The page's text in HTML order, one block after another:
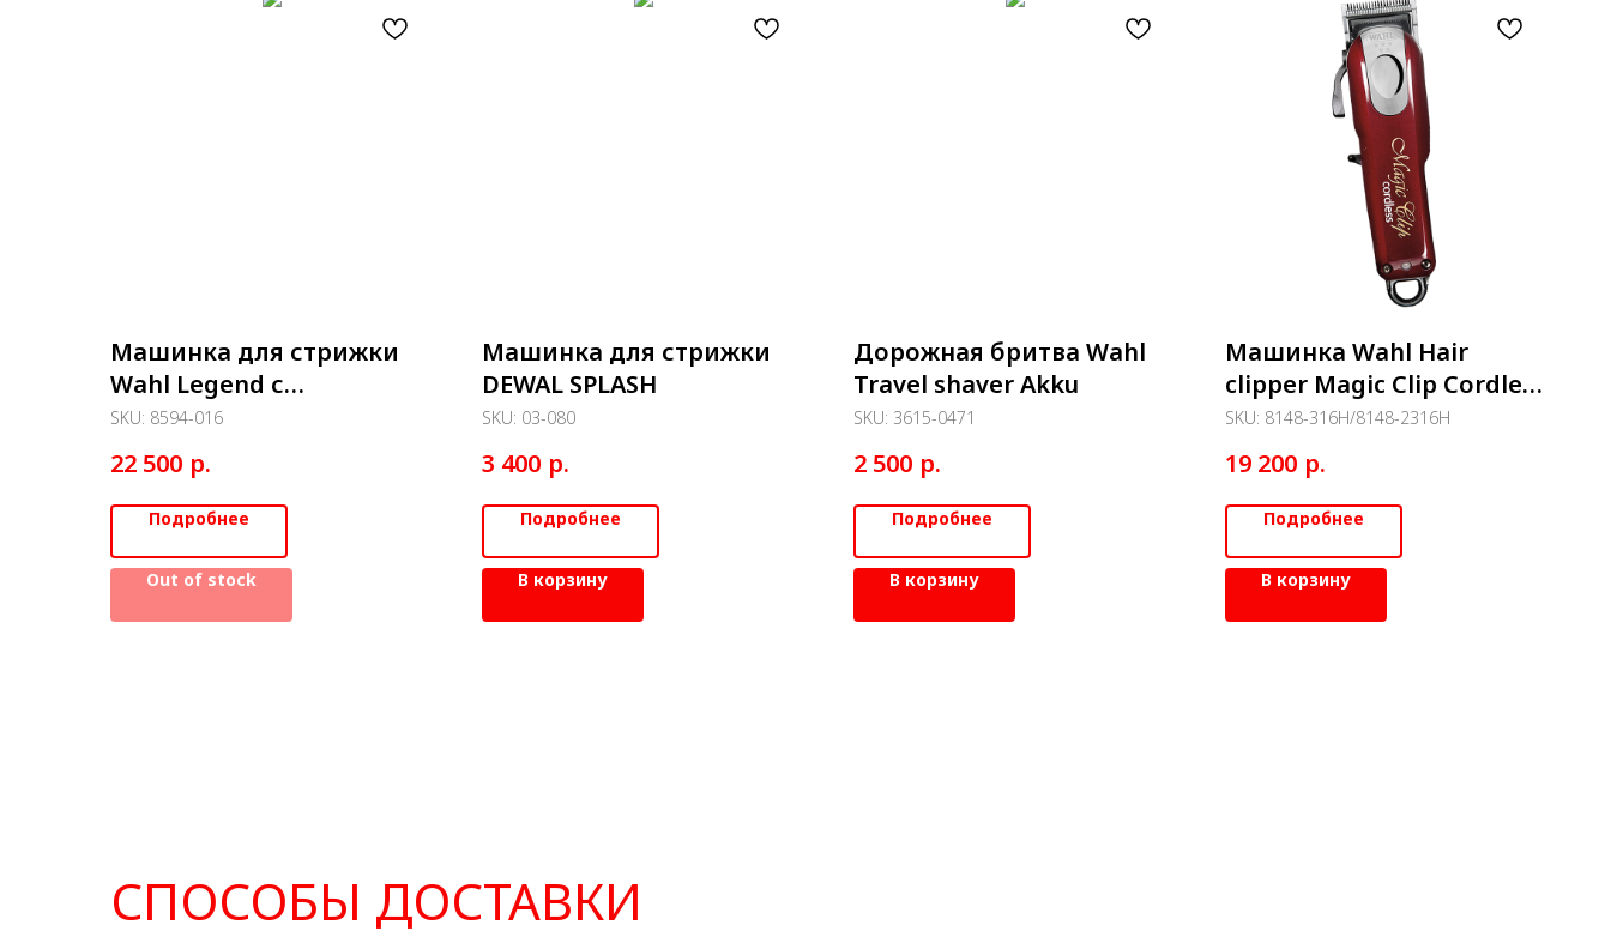
Машинка для стрижки
Wahl Legend с
комбинированным
питанием
SKU: 8594-016
22 500 р.
Подробнее
Out of stock
Машинка для стрижки
DEWAL SPLASH
SKU: 03-080
3 400 р.
Подробнее
В корзину
Дорожная бритва Wahl
Travel shaver Akku
SKU: 3615-0471
2 500 р.
Подробнее
В корзину
Машинка Wahl Hair
clipper Magic Clip Cordless
red аккум.
SKU: 8148-316Н/8148-2316Н
19 200 р.
Подробнее
В корзину
СПОСОБЫ ДОСТАВКИ